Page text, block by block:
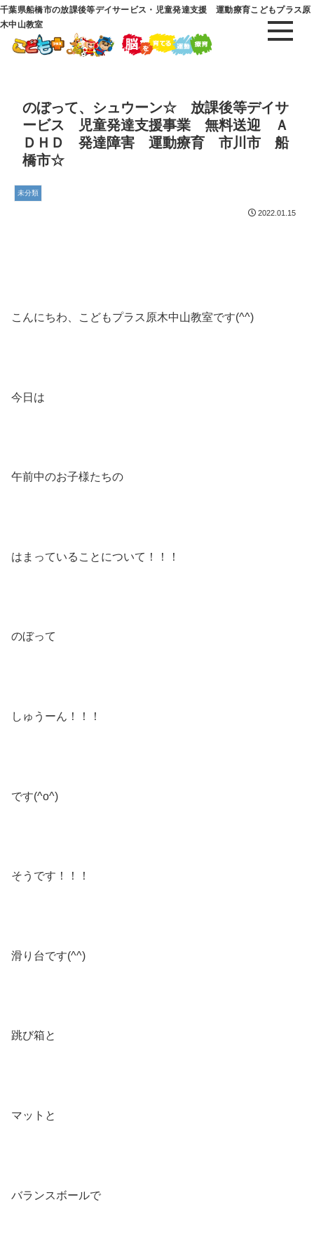
千葉県船橋市の放課後等デイサービス・児童発達支援 運動療育こどもプラス原
木中山教室
のぼって、シュウーン☆ 放課後等デイサ
ービス 児童発達支援事業 無料送迎 Ａ
ＤＨＤ 発達障害 運動療育 市川市 船
橋市☆
未分類
2022.01.15
こんにちわ、こどもプラス原木中山教室です(^^)
今日は
午前中のお子様たちの
はまっていることについて！！！
のぼって
しゅうーん！！！
です(^o^)
そうです！！！
滑り台です(^^)
跳び箱と
マットと
バランスボールで